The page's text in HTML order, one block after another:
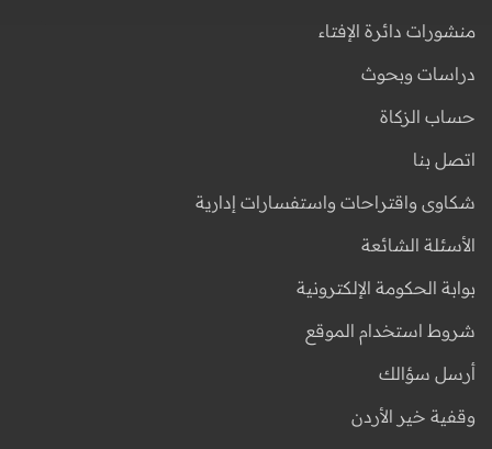
منشورات دائرة الإفتاء
دراسات وبحوث
حساب الزكاة
اتصل بنا
شكاوى واقتراحات واستفسارات إدارية
الأسئلة الشائعة
بوابة الحكومة الإلكترونية
شروط استخدام الموقع
أرسل سؤالك
وقفية خير الأردن